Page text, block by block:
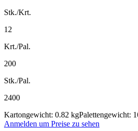
Stk./Krt.
12
Krt./Pal.
200
Stk./Pal.
2400
Kartongewicht: 0.82 kgPalettengewicht:
Anmelden um Preise zu sehen